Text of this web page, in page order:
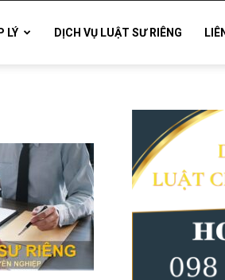
LÝ DỊCH VỤ LUẬT SƯ RIÊNG